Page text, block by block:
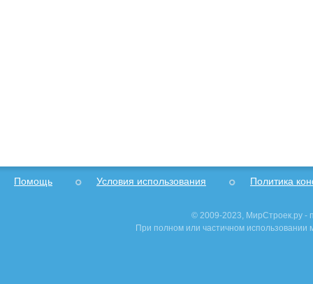
Помощь Условия использования Политика
© 2009-2023, МирСтроек.ру -
При полном или частичном использовании